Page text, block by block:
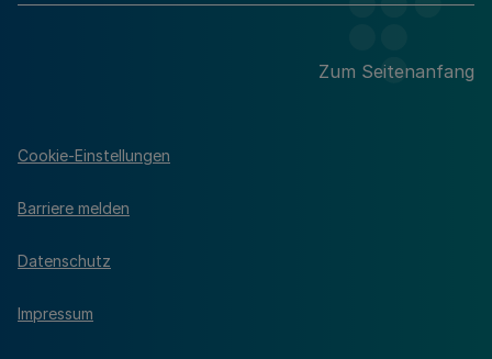
Zum Seitenanfang
Cookie-Einstellungen
Barriere melden
Datenschutz
Impressum